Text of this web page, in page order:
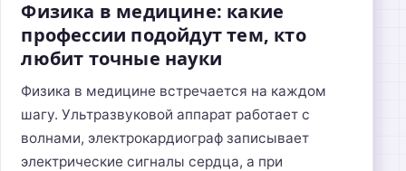
Физика в медицине: какие
профессии подойдут тем, кто
любит точные науки
Физика в медицине встречается на каждом
шагу. Ультразвуковой аппарат работает с
волнами, электрокардиограф записывает
электрические сигналы сердца, а при